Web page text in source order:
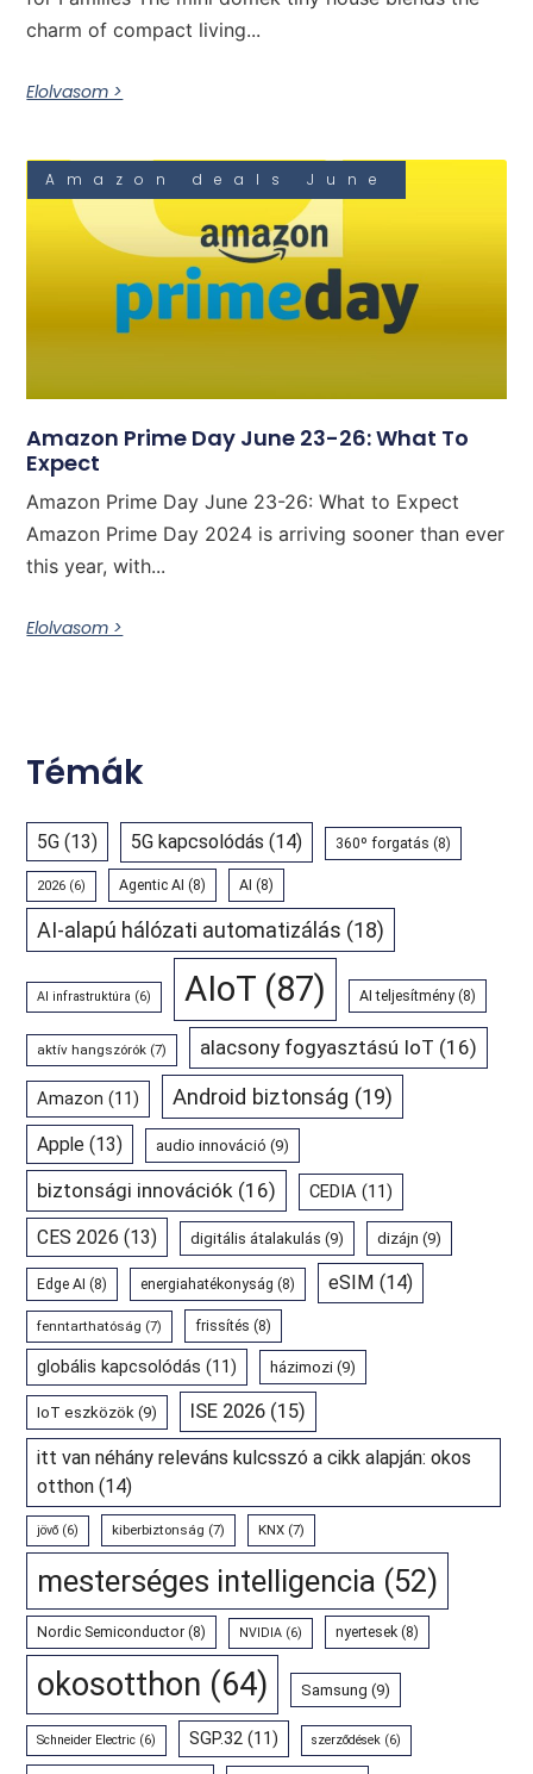
charm of compact living...
Elolvasom >
Amazon deals June
Amazon Prime Day June 23-26: What To
Expect
Amazon Prime Day June 23-26: What to Expect
Amazon Prime Day 2024 is arriving sooner than ever
this year, with...
Elolvasom >
Témák
5G (13) 5G kapcsolódás (14) 360º forgatás (8)
2026 (6) Agentic AI (8) AI (8)
AI-alapú hálózati automatizálás (18)
AI infrastruktúra (6) AIoT (87) AI teljesítmény (8)
aktív hangszórók (7) alacsony fogyasztású IoT (16)
Amazon (11) Android biztonság (19)
Apple (13) audio innováció (9)
biztonsági innovációk (16) CEDIA (11)
CES 2026 (13) digitális átalakulás (9) dizájn (9)
Edge AI (8) energiahatékonyság (8) eSIM (14)
fenntarthatóság (7) frissítés (8)
globális kapcsolódás (11) házimozi (9)
IoT eszközök (9) ISE 2026 (15)
itt van néhány releváns kulcsszó a cikk alapján: okos
otthon (14)
jövő (6) kiberbiztonság (7) KNX (7)
mesterséges intelligencia (52)
Nordic Semiconductor (8) NVIDIA (6) nyertesek (8)
okosotthon (64) Samsung (9)
Schneider Electric (6) SGP.32 (11) szerződések (6)